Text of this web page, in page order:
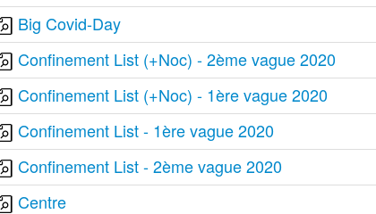
Big Covid-Day
Confinement List (+Noc) - 2ème vague 2020
Confinement List (+Noc) - 1ère vague 2020
Confinement List - 1ère vague 2020
Confinement List - 2ème vague 2020
Centre